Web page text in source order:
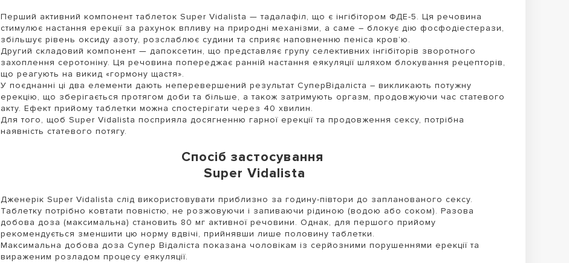
Перший активний компонент таблеток Super Vidalista — тадалафіл, що є інгібітором ФДЕ-5. Ця речовина
стимулює настання ерекції за рахунок впливу на природні механізми, а саме – блокує дію фосфодіестерази,
збільшує рівень оксиду азоту, розслаблює судини та сприяє наповненню пеніса кров’ю.
Другий складовий компонент — дапоксетин, що представляє групу селективних інгібіторів зворотного
захоплення серотоніну. Ця речовина попереджає ранній настання еякуляції шляхом блокування рецепторів,
що реагують на викид «гормону щастя».
У поєднанні ці два елементи дають неперевершений результат СуперВідаліста – викликають потужну
ерекцію, що зберігається протягом доби та більше, а також затримують оргазм, продовжуючи час статевого
акту. Ефект прийому таблетки можна спостерігати через 40 хвилин.
Для того, щоб Super Vidalista посприяла досягненню гарної ерекції та продовження сексу, потрібна
наявність статевого потягу.
Спосіб застосування
Super Vidalista
Дженерік Super Vidalista слід використовувати приблизно за годину-півтори до запланованого сексу.
Таблетку потрібно ковтати повністю, не розжовуючи і запиваючи рідиною (водою або соком). Разова
добова доза (максимальна) становить 80 мг активної речовини. Однак, для першого прийому
рекомендується зменшити цю норму вдвічі, прийнявши лише половину таблетки.
Максимальна добова доза Супер Відаліста показана чоловікам із серйозними порушеннями ерекції та
вираженим розладом процесу еякуляції.